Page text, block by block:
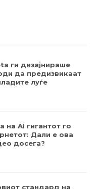
ги дизајнираше
да предизвикаат
луѓе
на AI гигантот го
Дали е ова
досега?
стандард на